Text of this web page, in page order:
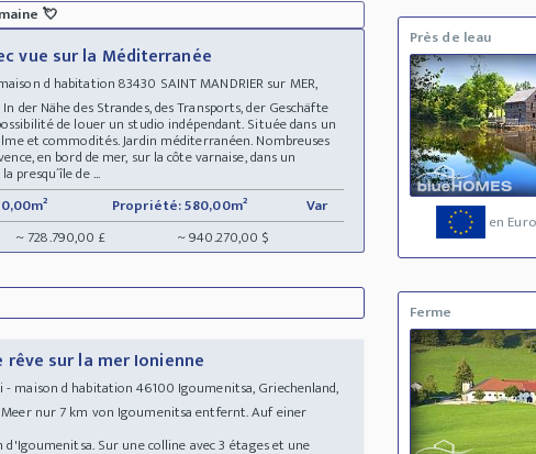
💘
vue sur la Méditerranée
d habitation 83430 SAINT MANDRIER sur MER,
der Nähe des Strandes, des Transports, der Geschäfte
de louer un studio indépendant. Située dans un
et commodités. Jardin méditerranéen. Nombreuses
en bord de mer, sur la côte varnaise, dans un
presqu´île de ...
Propriété: 580,00m²
Var
~ 728.790,00 £ ~ 940.270,00 $
rêve sur la mer Ionienne
maison d habitation 46100 Igoumenitsa, Griechenland,
nur 7 km von Igoumenitsa entfernt. Auf einer
Sur une colline avec 3 étages et une
Près de leau
en
Ferme